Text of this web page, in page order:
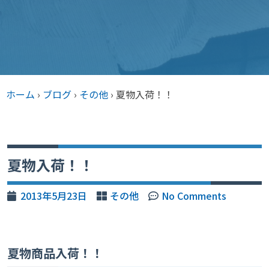
ホーム › ブログ › その他 › 夏物入荷！！
夏物入荷！！
2013年5月23日 その他 No Comments
夏物商品入荷！！